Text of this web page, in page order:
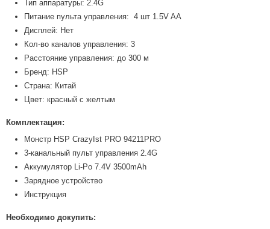
Тип аппаратуры: 2.4G
Питание пульта управления: 4 шт 1.5V AA
Дисплей: Нет
Кол-во каналов управления: 3
Расстояние управления: до 300 м
Бренд: HSP
Страна: Китай
Цвет: красный с желтым
Комплектация:
Монстр HSP CrazyIst PRO 94211PRO
3-канальный пульт управления 2.4G
Аккумулятор Li-Po 7.4V 3500mAh
Зарядное устройство
Инструкция
Необходимо докупить: